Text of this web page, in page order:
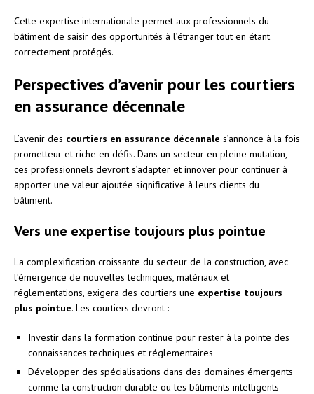
Cette expertise internationale permet aux professionnels du
bâtiment de saisir des opportunités à l’étranger tout en étant
correctement protégés.
Perspectives d’avenir pour les courtiers
en assurance décennale
L’avenir des courtiers en assurance décennale s’annonce à la fois
prometteur et riche en défis. Dans un secteur en pleine mutation,
ces professionnels devront s’adapter et innover pour continuer à
apporter une valeur ajoutée significative à leurs clients du
bâtiment.
Vers une expertise toujours plus pointue
La complexification croissante du secteur de la construction, avec
l’émergence de nouvelles techniques, matériaux et
réglementations, exigera des courtiers une expertise toujours
plus pointue. Les courtiers devront :
Investir dans la formation continue pour rester à la pointe des
connaissances techniques et réglementaires
Développer des spécialisations dans des domaines émergents
comme la construction durable ou les bâtiments intelligents